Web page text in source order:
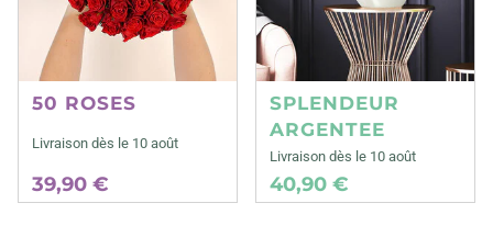
50 ROSES
Livraison dès le 10 août
39,90 €
SPLENDEUR
ARGENTEE
Livraison dès le 10 août
40,90 €